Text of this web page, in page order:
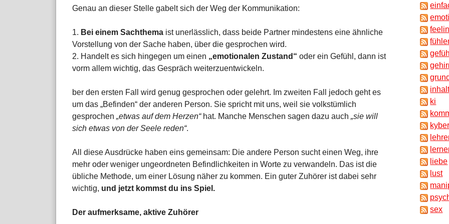
Genau an dieser Stelle gabelt sich der Weg der Kommunikation:
1. Bei einem Sachthema ist unerlässlich, dass beide Partner mindestens eine ähnliche
Vorstellung von der Sache haben, über die gesprochen wird.
2. Handelt es sich hingegen um einen „emotionalen Zustand“ oder ein Gefühl, dann ist
vorm allem wichtig, das Gespräch weiterzuentwickeln.
ber den ersten Fall wird genug gesprochen oder gelehrt. Im zweiten Fall jedoch geht es
um das „Befinden“ der anderen Person. Sie spricht mit uns, weil sie volkstümlich
gesprochen „etwas auf dem Herzen“hat. Manche Menschen sagen dazu auch „sie will
sich etwas von der Seele reden“.
All diese Ausdrücke haben eins gemeinsam: Die andere Person sucht einen Weg, ihre
mehr oder weniger ungeordneten Befindlichkeiten in Worte zu verwandeln. Das ist die
übliche Methode, um einer Lösung näher zu kommen. Ein guter Zuhörer ist dabei sehr
wichtig, und jetzt kommst du ins Spiel.
Der aufmerksame, aktive Zuhörer
ki
liebe
lust
sex